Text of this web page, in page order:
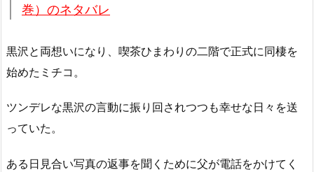
巻）のネタバレ
黒沢と両想いになり、喫茶ひまわりの二階で正式に同棲を
始めたミチコ。
ツンデレな黒沢の言動に振り回されつつも幸せな日々を送
っていた。
ある日見合い写真の返事を聞くために父が電話をかけてく